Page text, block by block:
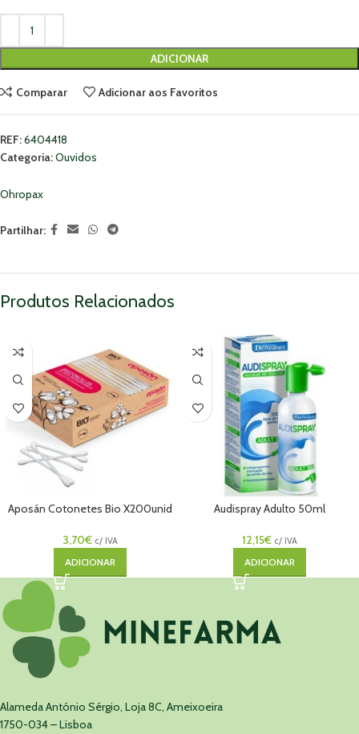
ADICIONAR
Comparar Adicionar aos Favoritos
REF:6404418
Categoria:Ouvidos
Ohropax
Partilhar:
Produtos Relacionados
Aposán Cotonetes Bio X200unid
3,70€ c/ IVA
ADICIONAR
Audispray Adulto 50ml
12,15€ c/ IVA
ADICIONAR
Alameda António Sérgio, Loja 8C, Ameixoeira
1750-034 – Lisboa